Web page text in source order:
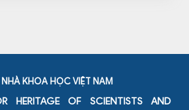
KHOA HỌC VIỆT NAM
HERITAGE OF SCIENTISTS AND